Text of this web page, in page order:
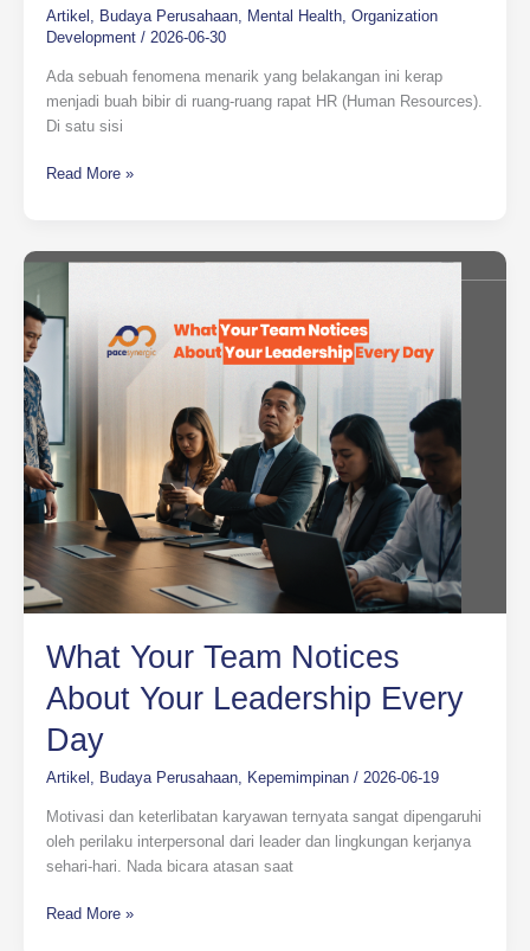
Artikel Budaya Perusahaan, Mental Health, Organization
Development/ 2026-06-30
Ada sebuah fenomena menarik yang belakangan ini kerap
menjadi buah bibir di ruang-ruang rapat HR (Human Resources).
Di satu sisi
“Mental
Health”
Gen
Z
Read More »
What Your Team Notices
About Your Leadership Every
Day
Artikel Budaya Perusahaan, Kepemimpinan/ 2026-06-19
Motivasi dan keterlibatan karyawan ternyata sangat dipengaruhi
oleh perilaku interpersonal dari leader dan lingkungan kerjanya
sehari-hari. Nada bicara atasan saat
What
Team
About
Every
Day
Read More »